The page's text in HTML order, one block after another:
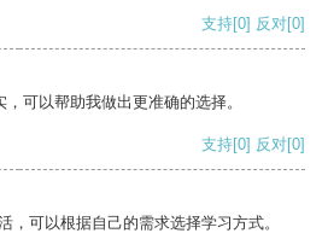
支持[0] 反对[0]
可以帮助我做出更准确的选择。
支持[0] 反对[0]
，可以根据自己的需求选择学习方式。